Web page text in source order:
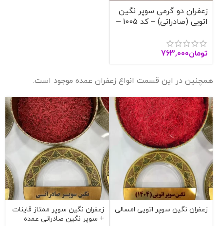
زعفران دو گرمی سوپر نگین
اتویی (صادراتی) – کد 1005 –
تومان763,000
همچنین در این قسمت انواع زعفران عمده موجود است.
زعفران نگین سوپر اتویی امسالی
زعفران نگین سوپر ممتاز قاینات
+ سوپر نگین صادراتی عمده